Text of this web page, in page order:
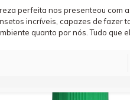
perfeita nos presenteou com
incríveis, capazes de fazer
quanto por nós. Tudo que